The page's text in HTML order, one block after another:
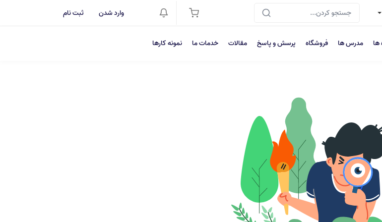
وارد شدن ثبت نام
ها مدرس ها فروشگاه پرسش و پاسخ مقالات خدمات ما نمونه کارها